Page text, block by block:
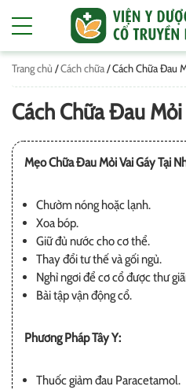
Trang chủ /Cách chữa/Cách Chữa Đau
Cách Chữa Đau Mỏi
Mẹo Chữa Đau Mỏi Vai Gáy Tại
Chườm nóng hoặc lạnh.
Xoa bóp.
Giữ đủ nước cho cơ thể.
Thay đổi tư thế và gối ngủ.
Nghỉ ngơi để cơ cổ được thư
Bài tập vận động cổ.
Phương Pháp Tây Y:
Thuốc giảm đau Paracetamol.